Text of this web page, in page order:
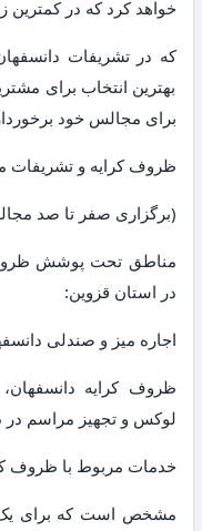
خواهد کرد که در کمترین
که در تشریفات
بهترین انتخاب برای
برای مجالس خود
ظروف کرایه و تشریفات
(برگزاری صفر تا صد
مناطق تحت پوشش
در استان قزوین:
اجاره میز و صندلی
ظروف کرایه
لوکس و تجهیز مراسم در
خدمات مربوط با ظروف
مشخص است که برای